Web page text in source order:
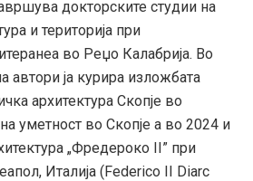
докторските студии на
и територија при
во Реџо Калабрија. Во
автори ја курира изложбата
архитектура Скопје во
уметност во Скопје а во 2024 и
„Фредероко II” при
Италија (Federico II Diarc